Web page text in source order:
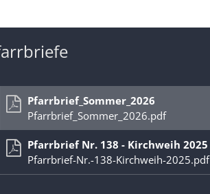
Pfarrbrief_Sommer_2026
Pfarrbrief_Sommer_2026.pdf
Pfarrbrief Nr. 138 - Kirchweih 2025
Pfarrbrief-Nr.-138-Kirchweih-2025.pdf